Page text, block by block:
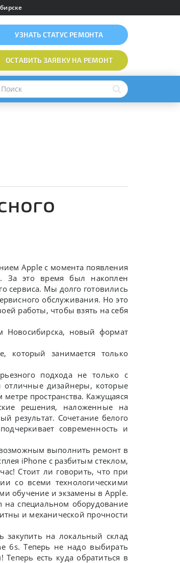
УЗНАТЬ СТАТУС РЕМОНТА
ОСТАВИТЬ ЗАЯВКУНА РЕМОНТ
Apple с момента появления
За это время был накоплен
сервиса. Мы долго готовились
обслуживания. Но это
работы, чтобы взять на себя
Новосибирска, новый формат
который занимается только
подхода не только с
отличные дизайнеры, которые
пространства. Кажущаяся
решения, наложенные на
результат. Сочетание белого
современность и
выполнить ремонт в
iPhone с разбитым стеклом,
Стоит ли говорить, что при
со всеми технологическими
обучение и экзамены в Apple.
на специальном оборудование
и механической прочности
закупить на локальный склад
6s. Теперь не надо выбирать
есть куда обратиться в